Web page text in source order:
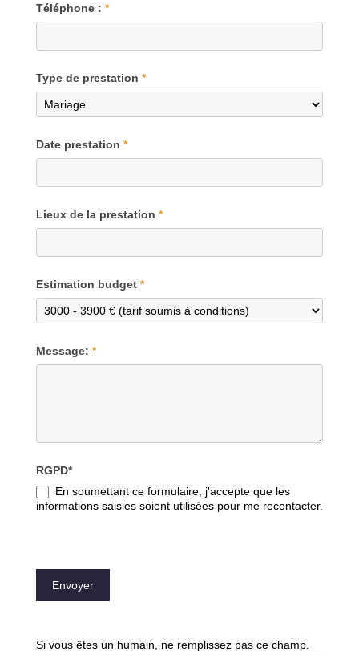
Téléphone : *
Type de prestation *
Date prestation *
Lieux de la prestation *
Estimation budget *
Message: *
RGPD*
En soumettant ce formulaire, j'accepte que les
informations saisies soient utilisées pour me recontacter.
Envoyer
Si vous êtes un humain, ne remplissez pas ce champ.